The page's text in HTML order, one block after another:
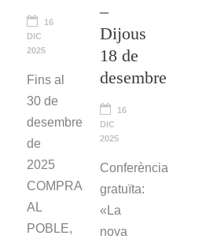
16
DIC
2025
Fins al
30 de
desembre
de
2025
COMPRA
AL
POBLE,
–
Dijous
18 de
desembre
16
DIC
2025
Conferència
gratuïta:
«La
nova